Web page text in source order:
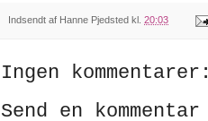
Indsendt af Hanne Pjedsted kl. 20:03
Ingen kommentarer:
Send en kommentar